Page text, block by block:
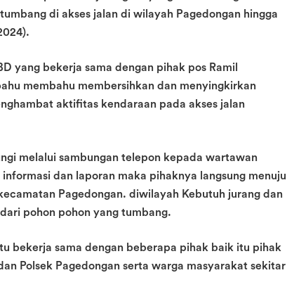
di akses jalan di wilayah Pagedongan hingga
yang bekerja sama dengan pihak pos Ramil
membahu membersihkan dan menyingkirkan
aktifitas kendaraan pada akses jalan
melalui sambungan telepon kepada wartawan
dan laporan maka pihaknya langsung menuju
Pagedongan. diwilayah Kebutuh jurang dan
pohon pohon yang tumbang.
bekerja sama dengan beberapa pihak baik itu pihak
Polsek Pagedongan serta warga masyarakat sekitar